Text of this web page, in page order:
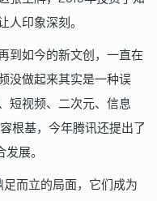
人印象深刻。
到如今的新文创，一直在
没做起来其实是一种误
短视频、二次元、信息
根基，今年腾讯还提出了
展。
而立的局面，它们成为